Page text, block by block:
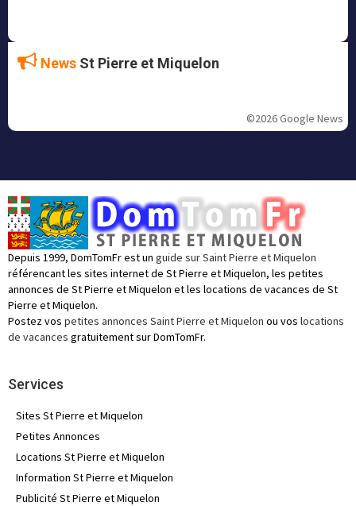
News St Pierre et Miquelon
©2026 Google News
Depuis 1999, DomTomFr est un guide sur Saint Pierre et Miquelon
référencant les sites internet de St Pierre et Miquelon, les petites
annonces de St Pierre et Miquelon et les locations de vacances de St
Pierre et Miquelon.
Postez vos petites annonces Saint Pierre et Miquelon ou vos locations
de vacances gratuitement sur DomTomFr.
Services
Sites St Pierre et Miquelon
Petites Annonces
Locations St Pierre et Miquelon
Information St Pierre et Miquelon
Publicité St Pierre et Miquelon